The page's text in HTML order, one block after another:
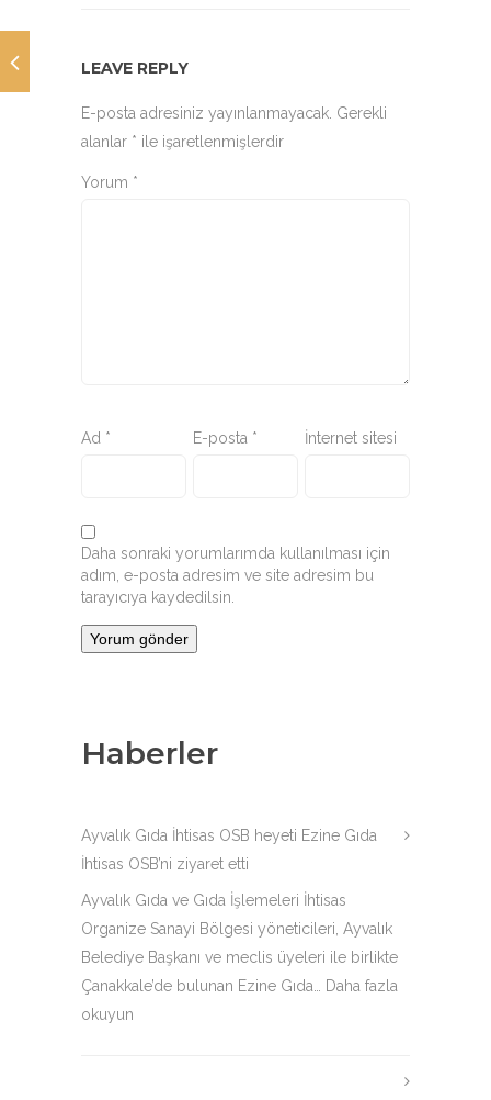
LEAVE REPLY
E-posta adresiniz yayınlanmayacak. Gerekli
alanlar * ile işaretlenmişlerdir
Yorum *
Ad * E-posta * İnternet sitesi
Daha sonraki yorumlarımda kullanılması için
adım, e-posta adresim ve site adresim bu
tarayıcıya kaydedilsin.
Haberler
Ayvalık Gıda İhtisas OSB heyeti Ezine Gıda
İhtisas OSB’ni ziyaret etti
Ayvalık Gıda ve Gıda İşlemeleri İhtisas
Organize Sanayi Bölgesi yöneticileri, Ayvalık
Belediye Başkanı ve meclis üyeleri ile birlikte
Çanakkale’de bulunan Ezine Gıda… Daha fazla
okuyun